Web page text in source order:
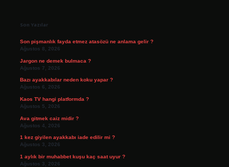
Son Yazılar
Son pişmanlık fayda etmez atasözü ne anlama gelir ?
Ağustos 8, 2026
Jargon ne demek bulmaca ?
Ağustos 7, 2026
Bazı ayakkabılar neden koku yapar ?
Ağustos 6, 2026
Kaos TV hangi platformda ?
Ağustos 5, 2026
Ava gitmek caiz midir ?
Ağustos 4, 2026
1 kez giyilen ayakkabı iade edilir mi ?
Ağustos 3, 2026
1 aylık bir muhabbet kuşu kaç saat uyur ?
Ağustos 3, 2026